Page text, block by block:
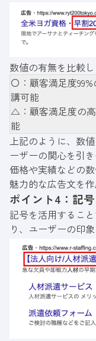
数値の有無を比較し
〇：顧客満足度
講可能
△：顧客満足度の
能
上記のように、数
ーザーの関心を引
価格や実績などの
魅力的な広告文を作
ポイント4：記
記号を活用するこ
り、ユーザーの印